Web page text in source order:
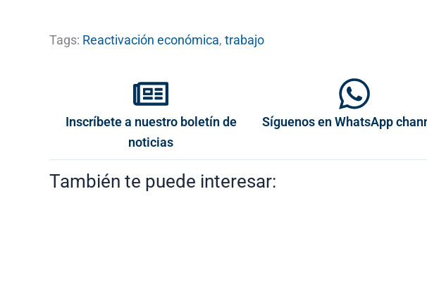
Tags: Reactivación económica, trabajo
Inscríbete a nuestro boletín de
noticias
Síguenos en WhatsApp
También te puede interesar: